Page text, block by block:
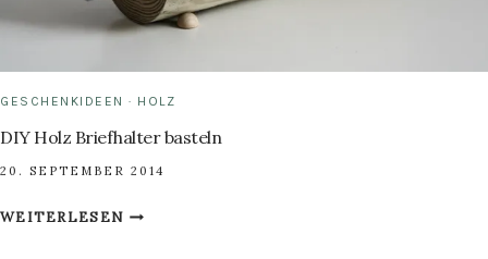
GESCHENKIDEEN · HOLZ
DIY Holz Briefhalter basteln
20. SEPTEMBER 2014
WEITERLESENDIY